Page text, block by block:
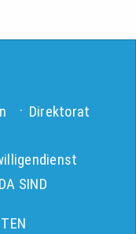
Direktorat
SIND